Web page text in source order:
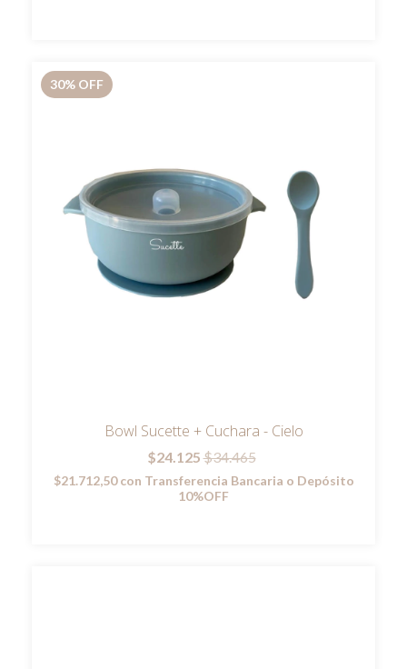
30% OFF
Bowl Sucette + Cuchara - Cielo
$24.125$34.465
$21.712,50con Transferencia Bancaria o Depósito
10%OFF